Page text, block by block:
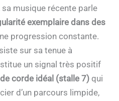
sa musique récente parle
exemplaire dans des
progression constante.
sur sa tenue à
un signal très positif
corde idéal (stalle 7) qui
d’un parcours limpide,